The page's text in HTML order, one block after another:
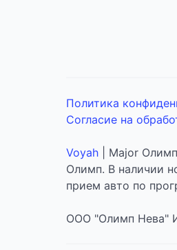
Политика
Согласие на
Voyah | Major
Олимп. В наличии
прием авто по
ООО "Олимп Нева"